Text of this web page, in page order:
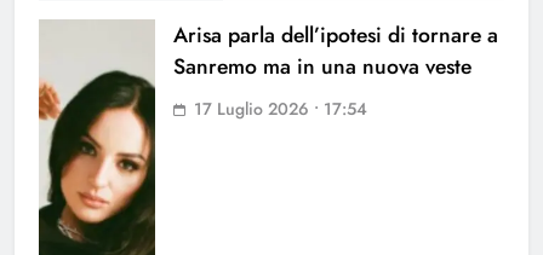
Arisa parla dell’ipotesi di tornare a
Sanremo ma in una nuova veste
17 Luglio 2026 • 17:54